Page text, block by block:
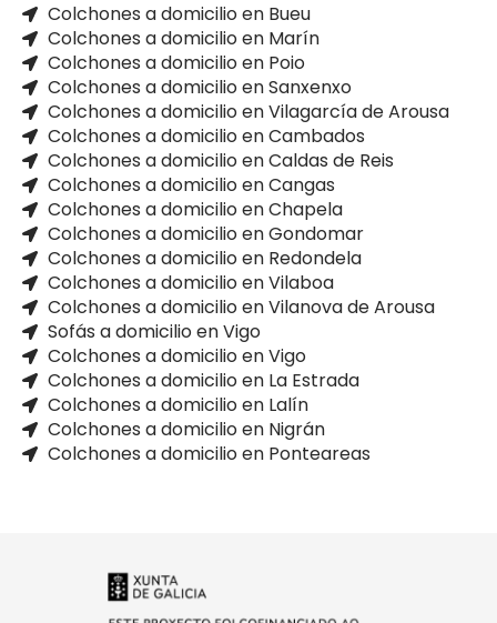
Colchones a domicilio en Bueu
Colchones a domicilio en Marín
Colchones a domicilio en Poio
Colchones a domicilio en Sanxenxo
Colchones a domicilio en Vilagarcía de Arousa
Colchones a domicilio en Cambados
Colchones a domicilio en Caldas de Reis
Colchones a domicilio en Cangas
Colchones a domicilio en Chapela
Colchones a domicilio en Gondomar
Colchones a domicilio en Redondela
Colchones a domicilio en Vilaboa
Colchones a domicilio en Vilanova de Arousa
Sofás a domicilio en Vigo
Colchones a domicilio en Vigo
Colchones a domicilio en La Estrada
Colchones a domicilio en Lalín
Colchones a domicilio en Nigrán
Colchones a domicilio en Ponteareas